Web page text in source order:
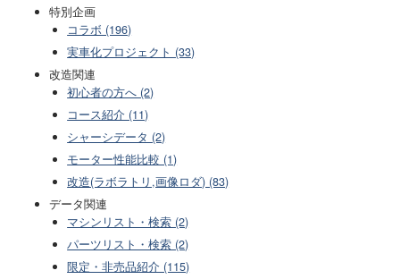
特別企画
コラボ (196)
実車化プロジェクト (33)
改造関連
初心者の方へ (2)
コース紹介 (11)
シャーシデータ (2)
モーター性能比較 (1)
改造(ラボラトリ,画像ロダ) (83)
データ関連
マシンリスト・検索 (2)
パーツリスト・検索 (2)
限定・非売品紹介 (115)